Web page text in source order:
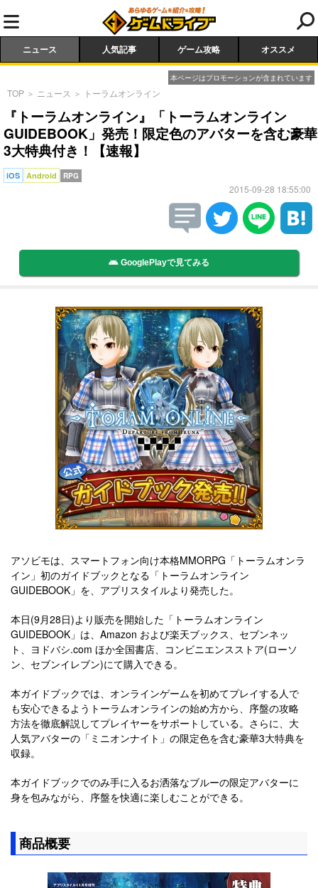
ニュース 人気記事 ゲーム攻略 オススメ
本ページはプロモーションが含まれています
TOP ＞ ニュース ＞ トーラムオンライン
『トーラムオンライン』「トーラムオンライン
GUIDEBOOK」発売！限定色のアバターを含む豪華
3大特典付き！【速報】
iOS Android RPG
2015-09-28 18:55:00
GooglePlayで見てみる
アソビモは、スマートフォン向け本格MMORPG「トーラムオンラ
イン」初のガイドブックとなる「トーラムオンライン
GUIDEBOOK」を、アプリスタイルより発売した。
本日(9月28日)より販売を開始した「トーラムオンライン
GUIDEBOOK」は、Amazon および楽天ブックス、セブンネッ
ト、ヨドバシ.com ほか全国書店、コンビニエンスストア(ローソ
ン、セブンイレブン)にて購入できる。
本ガイドブックでは、オンラインゲームを初めてプレイする人で
も安心できるようトーラムオンラインの始め方から、序盤の攻略
方法を徹底解説してプレイヤーをサポートしている。さらに、大
人気アバターの「ミニオンナイト」の限定色を含む豪華3大特典を
収録。
本ガイドブックでのみ手に入るお洒落なブルーの限定アバターに
身を包みながら、序盤を快適に楽しむことができる。
商品概要